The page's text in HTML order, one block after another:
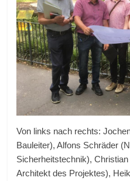
Von links nach rechts:
Bauleiter), Alfons Schräder
Sicherheitstechnik),
Architekt des Projektes),